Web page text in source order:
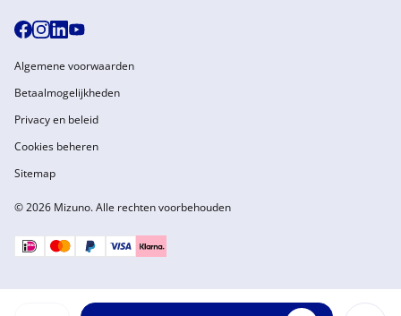
© 2026 Mizuno. Alle rechten voorbehouden
Algemene voorwaarden
Betaalmogelijkheden
Privacy en beleid
Cookies beheren
Sitemap